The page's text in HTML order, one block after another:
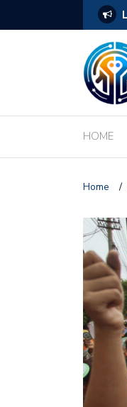
ើងដោយអ្នកគាំទ្ររឿងអានីមេ
HOME
Home /